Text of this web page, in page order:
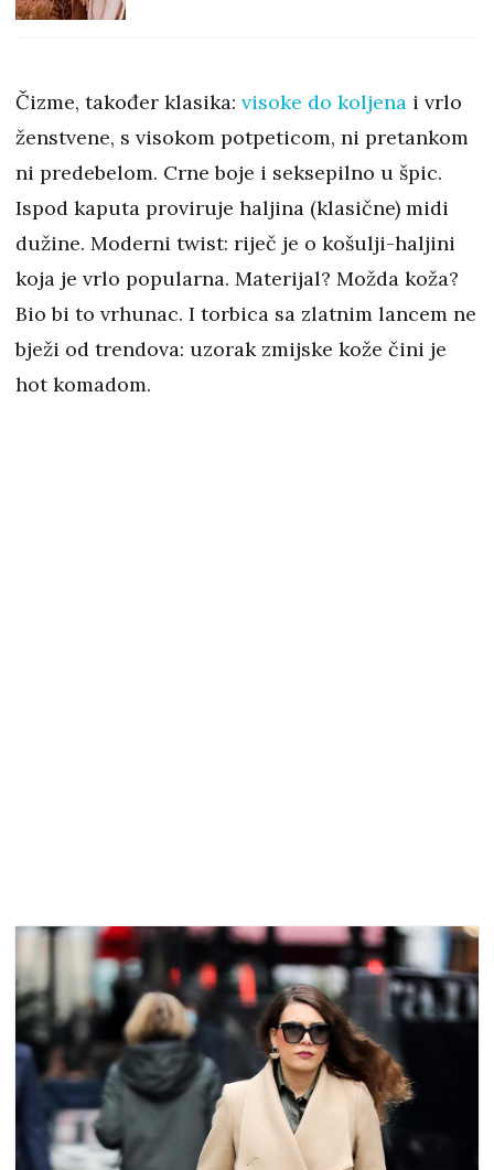
Čizme, također klasika: visoke do koljena i vrlo
ženstvene, s visokom potpeticom, ni pretankom
ni predebelom. Crne boje i seksepilno u špic.
Ispod kaputa proviruje haljina (klasične) midi
dužine. Moderni twist: riječ je o košulji-haljini
koja je vrlo popularna. Materijal? Možda koža?
Bio bi to vrhunac. I torbica sa zlatnim lancem ne
bježi od trendova: uzorak zmijske kože čini je
hot komadom.